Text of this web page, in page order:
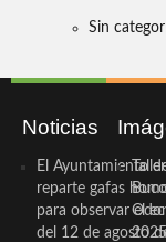
Sin
Noticias
El Ayuntamiento
reparte gafas
para observar el
del 12 de agosto2025